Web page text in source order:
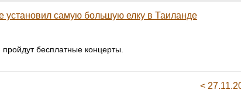
установил самую большую елку в Таиланде
бесплатные концерты.
<